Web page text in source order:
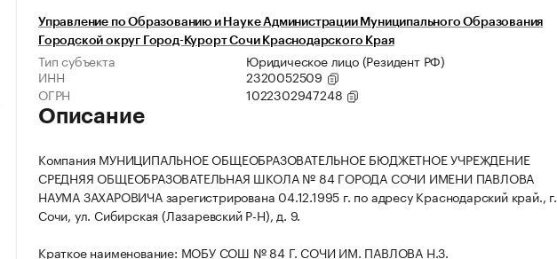
Управление по Образованию и Науке Администрации Муниципального Образования
Городской округ Город-Курорт Сочи Краснодарского Края
Тип субъекта
Юридическое лицо (Резидент РФ)
ИНН
2320052509
ОГРН
1022302947248
Описание
Компания МУНИЦИПАЛЬНОЕ ОБЩЕОБРАЗОВАТЕЛЬНОЕ БЮДЖЕТНОЕ УЧРЕЖДЕНИЕ
СРЕДНЯЯ ОБЩЕОБРАЗОВАТЕЛЬНАЯ ШКОЛА № 84 ГОРОДА СОЧИ ИМЕНИ ПАВЛОВА
НАУМА ЗАХАРОВИЧА зарегистрирована 04.12.1995 г. по адресу Краснодарский край., г.
Сочи, ул. Сибирская (Лазаревский Р-Н), д. 9.
Краткое наименование: МОБУ СОШ № 84 Г. СОЧИ ИМ. ПАВЛОВА Н.З.